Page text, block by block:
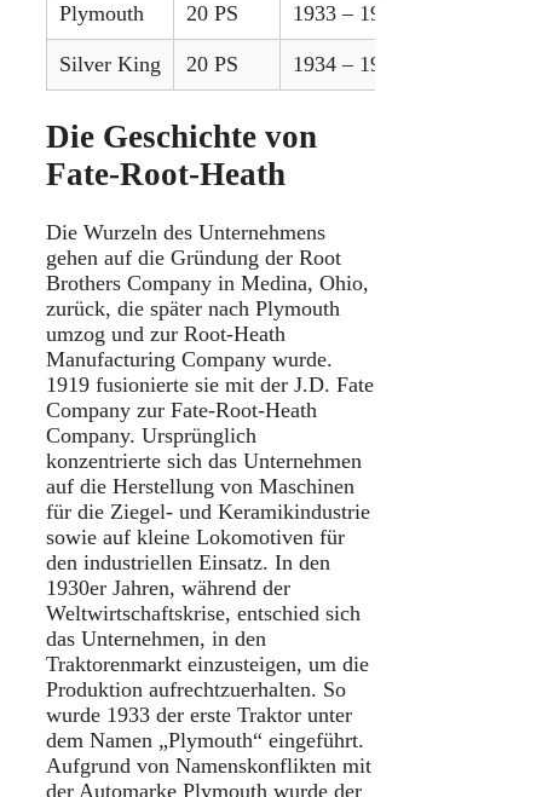
Plymouth 20 PS 1933 – 1934
Silver King 20 PS 1934 – 1937
Die Geschichte von
Fate-Root-Heath
Die Wurzeln des Unternehmens
gehen auf die Gründung der Root
Brothers Company in Medina, Ohio,
zurück, die später nach Plymouth
umzog und zur Root-Heath
Manufacturing Company wurde.
1919 fusionierte sie mit der J.D. Fate
Company zur Fate-Root-Heath
Company. Ursprünglich
konzentrierte sich das Unternehmen
auf die Herstellung von Maschinen
für die Ziegel- und Keramikindustrie
sowie auf kleine Lokomotiven für
den industriellen Einsatz. In den
1930er Jahren, während der
Weltwirtschaftskrise, entschied sich
das Unternehmen, in den
Traktorenmarkt einzusteigen, um die
Produktion aufrechtzuerhalten. So
wurde 1933 der erste Traktor unter
dem Namen „Plymouth“ eingeführt.
Aufgrund von Namenskonflikten mit
der Automarke Plymouth wurde der